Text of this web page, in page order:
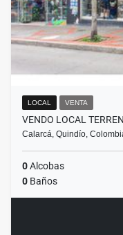
LOCAL VENTA
VENDO LOCAL
Calarcá, Quindío,
0Alcobas
0 Baños